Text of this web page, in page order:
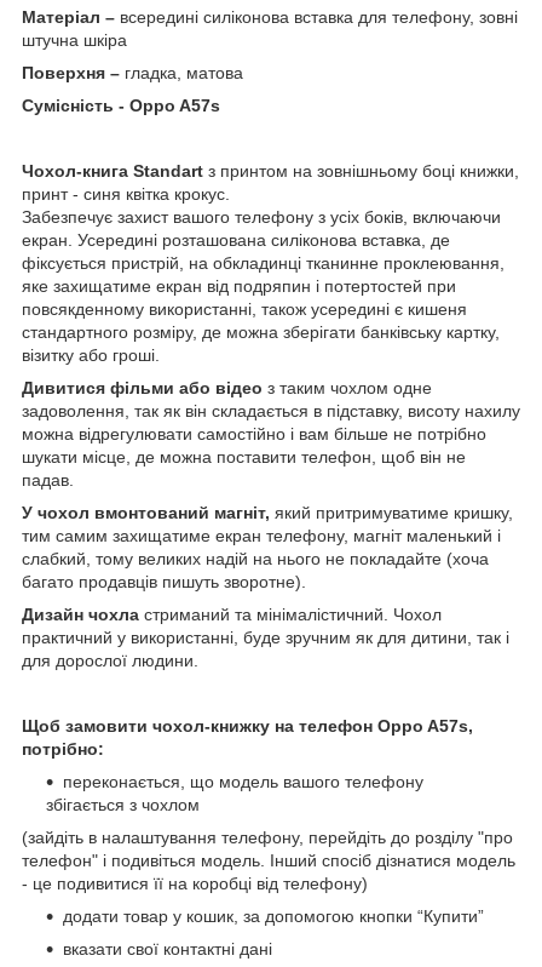
Матеріал – всередині силіконова вставка для телефону, зовні
штучна шкіра
Поверхня – гладка, матова
Сумісність - Oppo A57s
Чохол-книга Standart з принтом на зовнішньому боці книжки,
принт - синя квітка крокус.
Забезпечує захист вашого телефону з усіх боків, включаючи
екран. Усередині розташована силіконова вставка, де
фіксується пристрій, на обкладинці тканинне проклеювання,
яке захищатиме екран від подряпин і потертостей при
повсякденному використанні, також усередині є кишеня
стандартного розміру, де можна зберігати банківську картку,
візитку або гроші.
Дивитися фільми або відео з таким чохлом одне
задоволення, так як він складається в підставку, висоту нахилу
можна відрегулювати самостійно і вам більше не потрібно
шукати місце, де можна поставити телефон, щоб він не
падав.
У чохол вмонтований магніт, який притримуватиме кришку,
тим самим захищатиме екран телефону, магніт маленький і
слабкий, тому великих надій на нього не покладайте (хоча
багато продавців пишуть зворотне).
Дизайн чохла стриманий та мінімалістичний. Чохол
практичний у використанні, буде зручним як для дитини, так і
для дорослої людини.
Щоб замовити чохол-книжку на телефон Oppo A57s,
потрібно:
переконається, що модель вашого телефону
збігається з чохлом
(зайдіть в налаштування телефону, перейдіть до розділу "про
телефон" і подивіться модель. Інший спосіб дізнатися модель
- це подивитися її на коробці від телефону)
додати товар у кошик, за допомогою кнопки “Купити”
вказати свої контактні дані